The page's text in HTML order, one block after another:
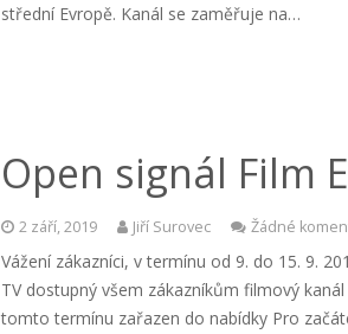
střední Evropě. Kanál se zaměřuje na…
Open signál Film
2 září, 2019 Jiří Surovec Žádné
Vážení zákazníci, v termínu od 9. do 15. 9.
TV dostupný všem zákazníkům filmový
tomto termínu zařazen do nabídky Pro